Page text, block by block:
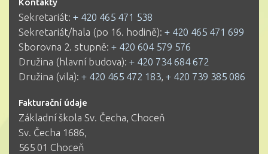
Kontakty
Sekretariát: + 420 465 471 538
Sekretariát/hala (po 16. hodině): + 420 465 471 699
Sborovna 2. stupně: + 420 604 579 576
Družina (hlavní budova): + 420 734 684 672
Družina (vila): + 420 465 472 183, + 420 739 385 086
Fakturační údaje
Základní škola Sv. Čecha, Choceň
Sv. Čecha 1686,
565 01 Choceň